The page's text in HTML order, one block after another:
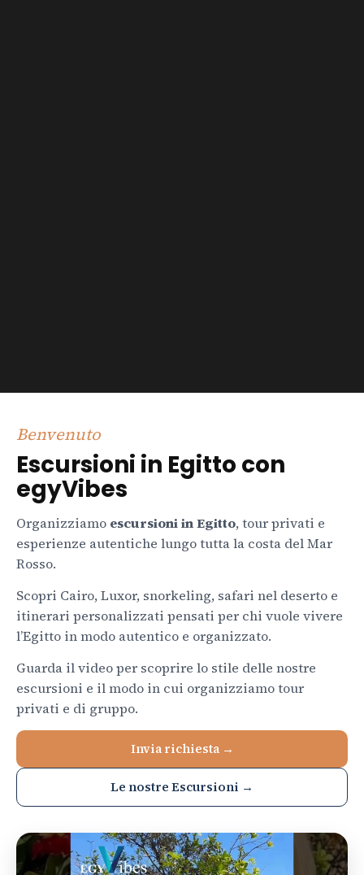
Benvenuto
Escursioni in Egitto con
egyVibes
Organizziamo escursioni in Egitto, tour privati e
esperienze autentiche lungo tutta la costa del Mar
Rosso.
Scopri Cairo, Luxor, snorkeling, safari nel deserto e
itinerari personalizzati pensati per chi vuole vivere
l’Egitto in modo autentico e organizzato.
Guarda il video per scoprire lo stile delle nostre
escursioni e il modo in cui organizziamo tour
privati e di gruppo.
Invia richiesta →
Le nostre Escursioni →